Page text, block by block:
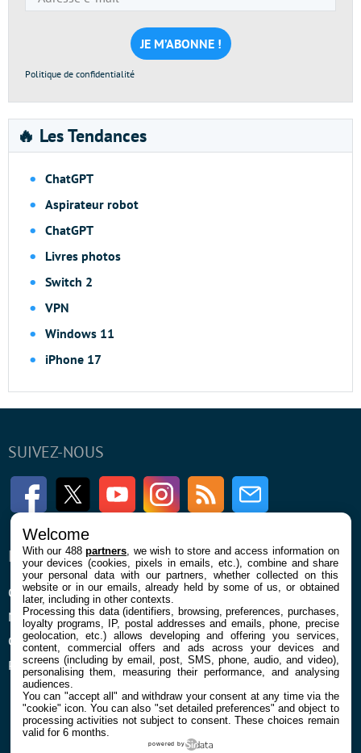
e-
mail
*
Politique de confidentialité
🔥 Les Tendances
ChatGPT
Aspirateur robot
ChatGPT
Livres photos
Switch 2
VPN
Windows 11
iPhone 17
SUIVEZ-NOUS
FacebookTwitter Youtube InstagramRSS Newsletter
ENTREPRISE
Qui sommes nous
Mentions légales et CGU
Confidentialité et Cookies
Préférences cookies
À PROPOS
La rédaction
Contact
Welcome
With our 488partners , we wish to store and access information on
your devices (cookies, pixels in emails, etc.), combine and share
your personal data with our partners, whether collected on this
website or in our emails, already held by some of us, or obtained
later, including in other contexts.
Processing this data (identifiers, browsing, preferences, purchases,
loyalty programs, IP, postal addresses and emails, phone, precise
geolocation, etc.) allows developing and offering you services,
content, commercial offers and ads across your devices and
screens (including by email, post, SMS, phone, audio, and video),
personalising them, measuring their performance, and analysing
audiences.
You can "accept all" and withdraw your consent at any time via the
"cookie" icon. You can also "set detailed preferences" and object to
processing activities not subject to consent. These choices remain
valid for 6 months.
powered by